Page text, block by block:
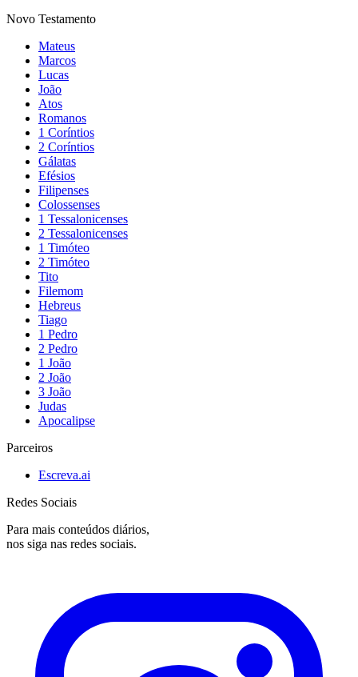
Novo Testamento
Mateus
Marcos
Lucas
João
Atos
Romanos
1 Coríntios
2 Coríntios
Gálatas
Efésios
Filipenses
Colossenses
1 Tessalonicenses
2 Tessalonicenses
1 Timóteo
2 Timóteo
Tito
Filemom
Hebreus
Tiago
1 Pedro
2 Pedro
1 João
2 João
3 João
Judas
Apocalipse
Parceiros
Escreva.ai
Redes Sociais
Para mais conteúdos diários,
nos siga nas redes sociais.